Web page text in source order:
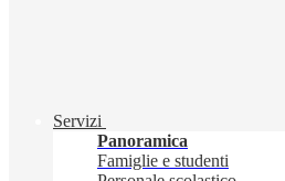
Servizi
Panoramica
Famiglie e studenti